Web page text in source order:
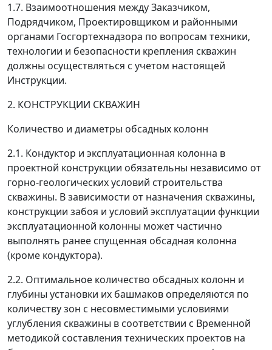
1.7. Взаимоотношения между Заказчиком,
Подрядчиком, Проектировщиком и районными
органами Госгортехнадзора по вопросам техники,
технологии и безопасности крепления скважин
должны осуществляться с учетом настоящей
Инструкции.
2. КОНСТРУКЦИИ СКВАЖИН
Количество и диаметры обсадных колонн
2.1. Кондуктор и эксплуатационная колонна в
проектной конструкции обязательны независимо от
горно-геологических условий строительства
скважины. В зависимости от назначения скважины,
конструкции забоя и условий эксплуатации функции
эксплуатационной колонны может частично
выполнять ранее спущенная обсадная колонна
(кроме кондуктора).
2.2. Оптимальное количество обсадных колонн и
глубины установки их башмаков определяются по
количеству зон с несовместимыми условиями
углубления скважины в соответствии с Временной
методикой составления технических проектов на